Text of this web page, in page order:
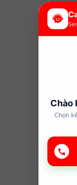
Chào
Chọn